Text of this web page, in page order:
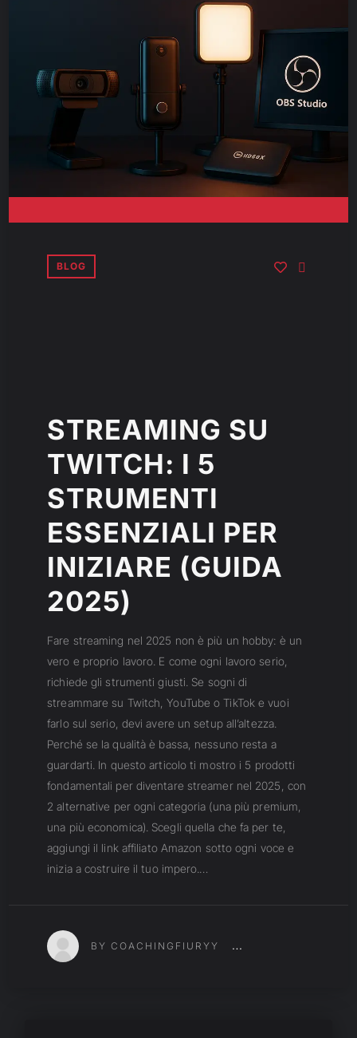
BLOG
STREAMING SU
TWITCH: I 5
STRUMENTI
ESSENZIALI PER
INIZIARE (GUIDA
2025)
Fare streaming nel 2025 non è più un hobby: è un
vero e proprio lavoro. E come ogni lavoro serio,
richiede gli strumenti giusti. Se sogni di
streammare su Twitch, YouTube o TikTok e vuoi
farlo sul serio, devi avere un setup all’altezza.
Perché se la qualità è bassa, nessuno resta a
guardarti. In questo articolo ti mostro i 5 prodotti
fondamentali per diventare streamer nel 2025, con
2 alternative per ogni categoria (una più premium,
una più economica). Scegli quella che fa per te,
aggiungi il link affiliato Amazon sotto ogni voce e
inizia a costruire il tuo impero.…
BY COACHINGFIURYY